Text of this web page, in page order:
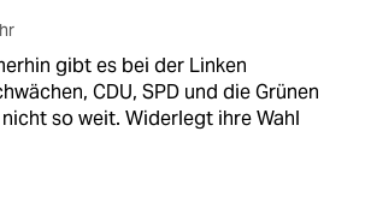
gibt es bei der Linken
CDU, SPD und die Grünen
so weit. Widerlegt ihre Wahl